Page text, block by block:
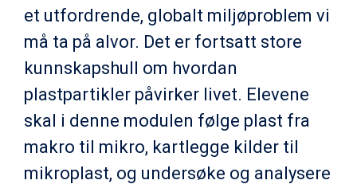
et utfordrende, globalt miljøproblem vi
må ta på alvor. Det er fortsatt store
kunnskapshull om hvordan
plastpartikler påvirker livet. Elevene
skal i denne modulen følge plast fra
makro til mikro, kartlegge kilder til
mikroplast, og undersøke og analysere